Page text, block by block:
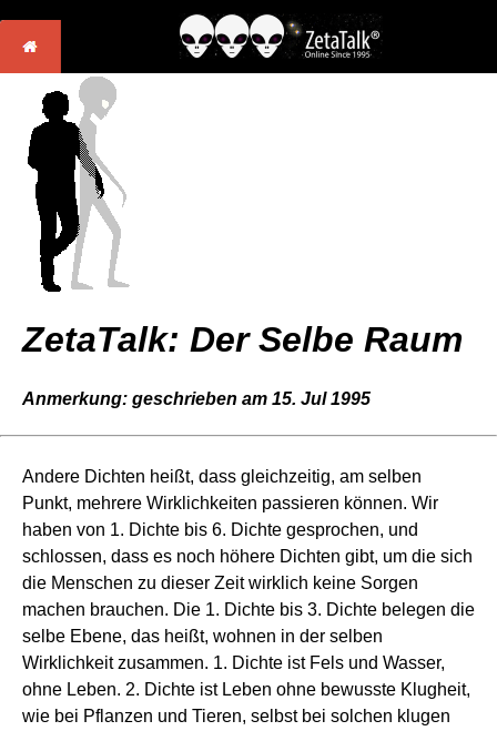
ZetaTalk: Der Selbe Raum
Anmerkung: geschrieben am 15. Jul 1995
Andere Dichten heißt, dass gleichzeitig, am selben
Punkt, mehrere Wirklichkeiten passieren können. Wir
haben von 1. Dichte bis 6. Dichte gesprochen, und
schlossen, dass es noch höhere Dichten gibt, um die sich
die Menschen zu dieser Zeit wirklich keine Sorgen
machen brauchen. Die 1. Dichte bis 3. Dichte belegen die
selbe Ebene, das heißt, wohnen in der selben
Wirklichkeit zusammen. 1. Dichte ist Fels und Wasser,
ohne Leben. 2. Dichte ist Leben ohne bewusste Klugheit,
wie bei Pflanzen und Tieren, selbst bei solchen klugen